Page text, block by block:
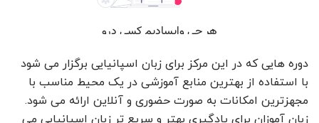
دوره هایی که در این مرکز برای زبان اسپانیایی برگزار می شود
با استفاده از بهترین منابع آموزشی در یک محیط مناسب با
مجهزترین امکانات به صورت حضوری و آنلاین ارائه می شود.
زبان آموزان برای یادگیری بهتر و سریع تر زبان اسپانیایی می